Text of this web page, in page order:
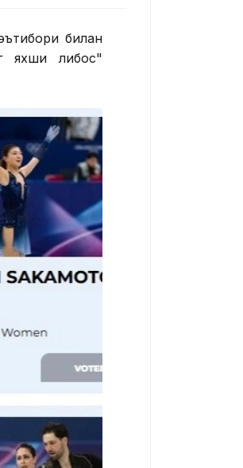
билан
яхши либос"